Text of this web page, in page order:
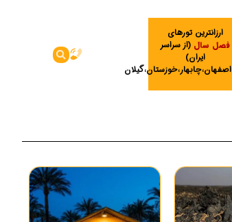
ارزانترین تورهای
فصل سال (از سراسر
ایران)
اصفهان،چابهار،خوزستان،گیلان